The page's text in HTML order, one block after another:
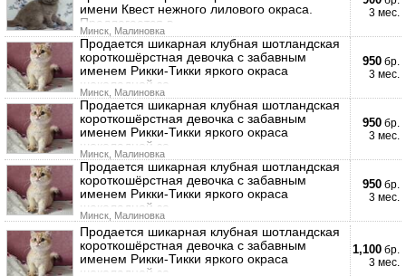
имени Квест нежного лилового окраса.
Предлагается в
Минск, Малиновка
3 мес.
Продается шикарная клубная шотландская
короткошёрстная девочка с забавным
именем Рикки-Тикки яркого окраса
шоколадной зо
Минск, Малиновка
950 бр.
3 мес.
Продается шикарная клубная шотландская
короткошёрстная девочка с забавным
именем Рикки-Тикки яркого окраса
шоколадной зо
Минск, Малиновка
950 бр.
3 мес.
Продается шикарная клубная шотландская
короткошёрстная девочка с забавным
именем Рикки-Тикки яркого окраса
шоколадной зо
Минск, Малиновка
950 бр.
3 мес.
Продается шикарная клубная шотландская
короткошёрстная девочка с забавным
именем Рикки-Тикки яркого окраса
шоколадной зо
1,100 бр.
3 мес.